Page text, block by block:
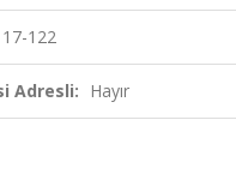
122
Adresli: Hayır